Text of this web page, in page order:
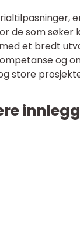
de som
et bredt
og
store